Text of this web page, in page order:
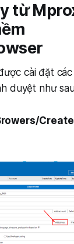
từ
cài đặt
duyệt như